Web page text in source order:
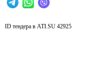
ID тендера в ATI.SU 42925